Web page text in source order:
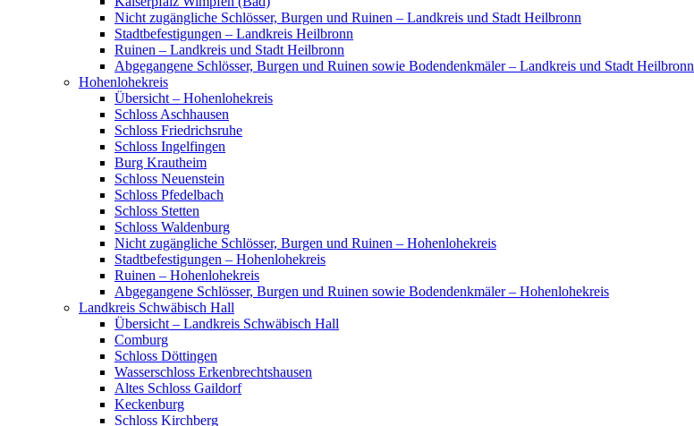
Nicht zugängliche Schlösser, Burgen und Ruinen – Landkreis und Stadt Heilbronn
Stadtbefestigungen – Landkreis Heilbronn
Ruinen – Landkreis und Stadt Heilbronn
Abgegangene Schlösser, Burgen und Ruinen sowie Bodendenkmäler – Landkreis und Stadt Heilbronn
Hohenlohekreis
Übersicht – Hohenlohekreis
Schloss Aschhausen
Schloss Friedrichsruhe
Schloss Ingelfingen
Burg Krautheim
Schloss Neuenstein
Schloss Pfedelbach
Schloss Stetten
Schloss Waldenburg
Nicht zugängliche Schlösser, Burgen und Ruinen – Hohenlohekreis
Stadtbefestigungen – Hohenlohekreis
Ruinen – Hohenlohekreis
Abgegangene Schlösser, Burgen und Ruinen sowie Bodendenkmäler – Hohenlohekreis
Landkreis Schwäbisch Hall
Übersicht – Landkreis Schwäbisch Hall
Comburg
Schloss Döttingen
Wasserschloss Erkenbrechtshausen
Altes Schloss Gaildorf
Keckenburg
Schloss Kirchberg